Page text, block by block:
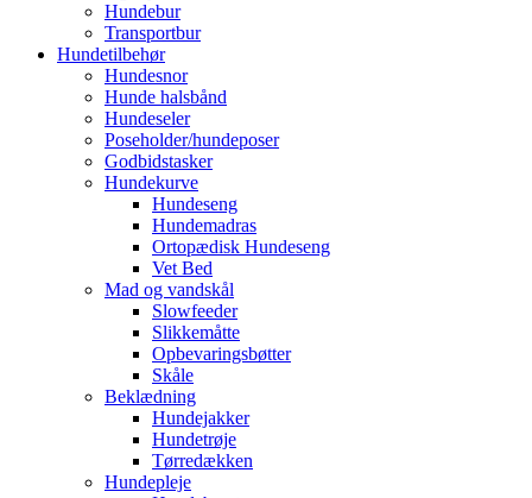
Hundebur
Transportbur
Hundetilbehør
Hundesnor
Hunde halsbånd
Hundeseler
Poseholder/hundeposer
Godbidstasker
Hundekurve
Hundeseng
Hundemadras
Ortopædisk Hundeseng
Vet Bed
Mad og vandskål
Slowfeeder
Slikkemåtte
Opbevaringsbøtter
Skåle
Beklædning
Hundejakker
Hundetrøje
Tørredækken
Hundepleje